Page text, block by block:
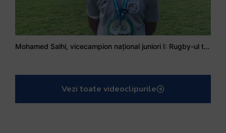
Mohamed Salhi, vicecampion național juniori I: Rugby-ul te învață să accepți și înfrângerile
Vezi toate videoclipurile